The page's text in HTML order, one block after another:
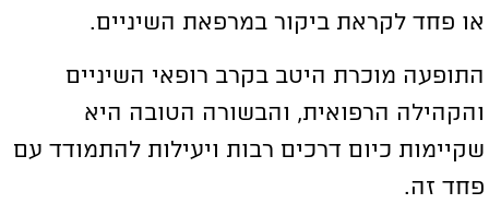
פחד לקראת ביקור במרפאת השיניים.
מוכרת היטב בקרב רופאי השיניים
הרפואית, והבשורה הטובה היא
כיום דרכים רבות ויעילות להתמודד עם
זה.